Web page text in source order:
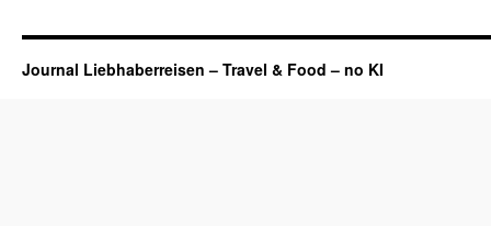
Journal Liebhaberreisen – Travel & Food – no KI